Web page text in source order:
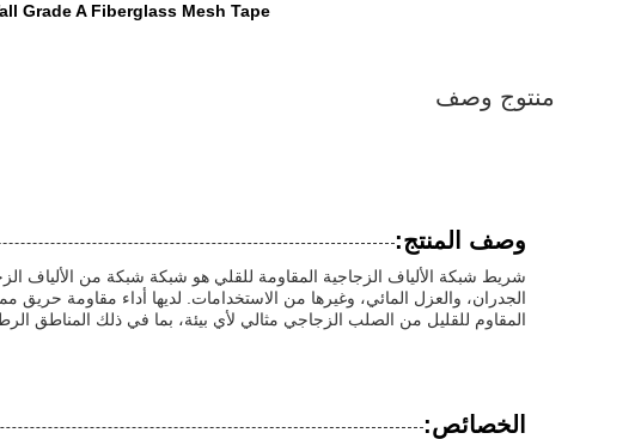
Grade A Fiberglass Mesh Tape
منتوج وصف
وصف المنتج:
شريط شبكة الألياف الزجاجية المقاومة للقلي هو شبكة شبكة من الألياف
المقاوم للقليل من الصلب الزجاجي مثالي لأي بيئة، بما في ذلك المناطق
الخصائص: